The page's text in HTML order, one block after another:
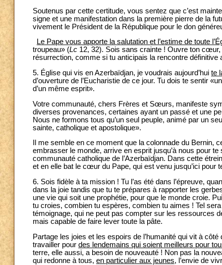
Soutenus par cette certitude, vous sentez que c’est
signe et une manifestation dans la première pierre de la
vivement le Président de la République pour le don
Le Pape vous apporte la salutation et l’estime de toute
troupeau» (Lc 12, 32). Sois sans crainte ! Ouvre ton cœur,
résurrection, comme si tu anticipais la rencontre définitive
5. Église qui vis en Azerbaïdjan, je voudrais aujourd’hui te
d’ouverture de l’Eucharistie de ce jour. Tu dois te sentir
d’un même esprit».
Votre communauté, chers Frères et Sœurs, manifeste
diverses provenances, certaines ayant un passé et une
Nous ne formons tous qu’un seul peuple, animé par un
sainte, catholique et apostolique».
Il me semble en ce moment que la colonnade du Bernin,
embrasser le monde, arrive en esprit jusqu’à nous pour
communauté catholique de l’Azerbaïdjan. Dans cette
et en elle bat le cœur du Pape, qui est venu jusqu’ici pour
6. Sois fidèle à ta mission ! Tu l’as été dans l’épreuve,
dans la joie tandis que tu te prépares à rapporter les
une vie qui soit une prophétie, pour que le monde croie.
tu croies, combien tu espères, combien tu aimes ! Tel
témoignage, qui ne peut pas compter sur les ressources
mais capable de faire lever toute la pâte.
Partage les joies et les espoirs de l’humanité qui vit à
travailler pour des lendemains qui soient meilleurs pour
terre, elle aussi, a besoin de nouveauté ! Non pas la
qui redonne à tous, en particulier aux jeunes, l’envie de